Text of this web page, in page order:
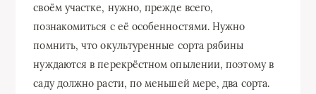
своём участке, нужно, прежде всего,
познакомиться с её особенностями. Нужно
помнить, что окультуренные сорта рябины
нуждаются в перекрёстном опылении, поэтому в
саду должно расти, по меньшей мере, два сорта.